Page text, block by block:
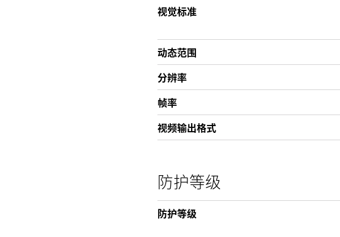
视觉标准
动态范围
分辨率
帧率
视频输出格式
防护等级
防护等级